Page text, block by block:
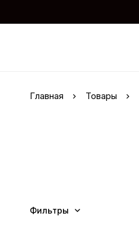
Главная Товары
Фильтры